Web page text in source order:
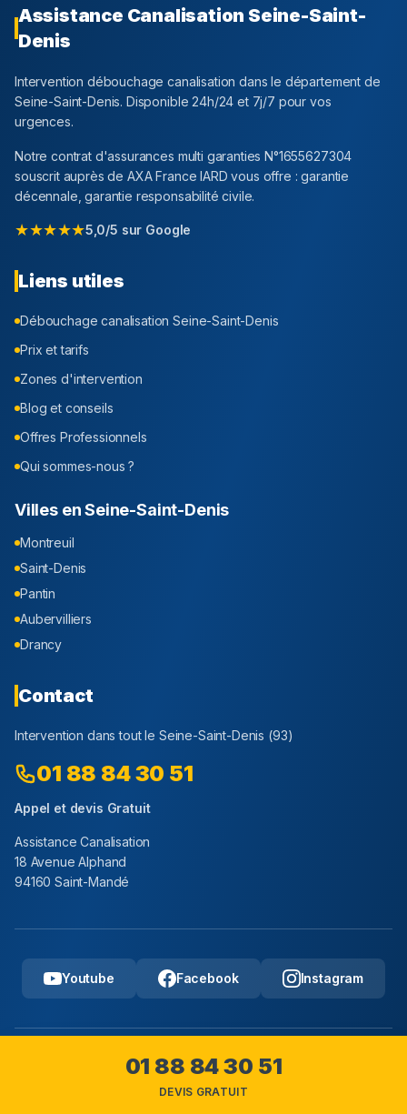
Assistance Canalisation Seine-Saint-
Denis
Intervention débouchage canalisation dans le département de
Seine-Saint-Denis. Disponible 24h/24 et 7j/7 pour vos
urgences.
Notre contrat d'assurances multi garanties N°1655627304
souscrit auprès de AXA France IARD vous offre : garantie
décennale, garantie responsabilité civile.
★★★★★5,0/5 sur Google
Liens utiles
Débouchage canalisationSeine-Saint-Denis
Prix et tarifs
Zones d'intervention
Blog et conseils
Offres Professionnels
Qui sommes-nous ?
Villes enSeine-Saint-Denis
Montreuil
Saint-Denis
Pantin
Aubervilliers
Drancy
Contact
Intervention dans tout le Seine-Saint-Denis (93)
01 88 84 30 51
Appel et devis Gratuit
Assistance Canalisation
18 Avenue Alphand
94160 Saint-Mandé
Youtube Facebook Instagram
Copyright © 2025 Assistance Canalisation, Tous droits
01 88 84 30 51
DEVIS GRATUIT